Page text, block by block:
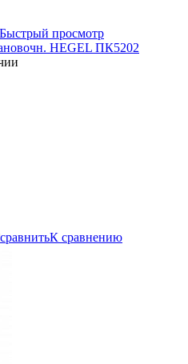
Быстрый просмотр
HEGEL ПК5202
К сравнению